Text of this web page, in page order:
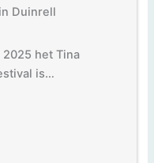
Duinrell
2025 het Tina
is…